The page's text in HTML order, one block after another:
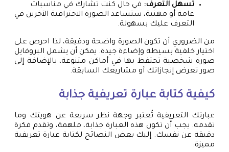
تسهل التعرف: في حال كنت تشارك في مناسبات
عامة أو مهنية، ستساعد الصورة الاحترافية الآخرين في
التعرف عليك بسهولة.
من الضروري أن تكون الصورة واضحة ودقيقة، لذا احرص على
اختيار خلفية بسيطة وإضاءة جيدة. يمكن أن يشمل البروفايل
صورة شخصية تحتفظ بها في أماكن متنوعة، بالإضافة إلى
صور تعرض إنجازاتك أو مشاريعك السابقة.
كيفية كتابة عبارة تعريفية جذابة
عبارتك التعريفية تُعتبر وجهة نظر سريعة عن هويتك وما
تقدمه. يجب أن تكون هذه العبارة جذابة، ملهمة، وتقدم فكرة
دقيقة عن نفسك. إليك بعض النصائح لكتابة عبارة تعريفية
مميزة: